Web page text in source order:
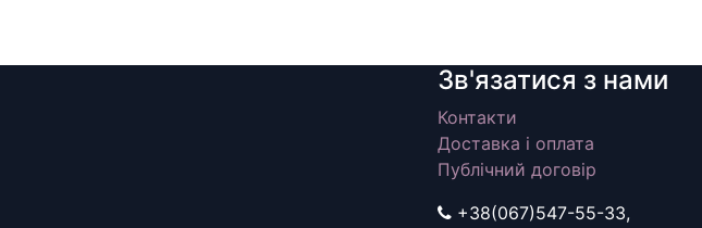
Зв'язатися з нами
Контакти
Доставка і оплата
Публічний договір
+38(067)547-55-33,